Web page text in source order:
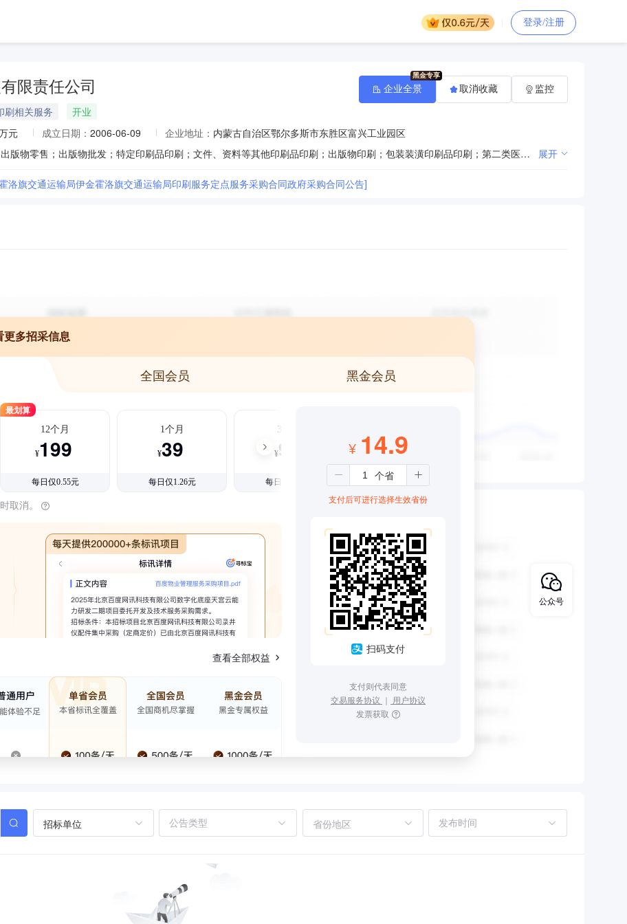
登录/注册
限责任公司
刷相关服务
开业
元 成立日期： 2006-06-09 企业地址： 内蒙古自治区鄂尔多斯市东胜区富兴工业园区
许可项目：印刷品装订服务；出版物零售；出版物批发；特定印刷品印刷；文件、资料等其他印刷品印刷；出版物印刷；包装装潢印刷品印刷；第二类医疗器械生产；住宅室内装饰装修；建设工程施工；施工专业作业；道路货物运输（不含危险货物）。（依法须经批准的项目，经相关部门批准后方可开展经营活动，具体经营项目以相关部门批准文件或许可证件为准）一般项目：复印和胶印设备销售；办公用品销售；数字内容制作服务（不含出版发行）；广告设计、代理；广告发布；广告制作；平面设计；专业设计服务；煤制活性炭及其他煤炭加工；煤炭洗选；矿物洗选加工；煤炭及制品销售。（除依法须经批准的项目外，凭营业执照依法自主开展经营活动） 展开
洛旗交通运输局伊金霍洛旗交通运输局印刷服务定点服务采购合同政府采购合同公告]
企业全景 取消收藏 监控
更多招采信息
全国会员 黑金会员
最划算
12个月
¥199
每日仅0.55元
1个月
¥39
每日仅1.26元
3个月
¥99
每日仅1.08元
取消。
查看全部权益
¥ 14.9
支付后可进行选择生效省份
扫码支付
支付则代表同意
交易服务协议 ｜ 用户协议
发票获取
招标单位 省份地区
公众号